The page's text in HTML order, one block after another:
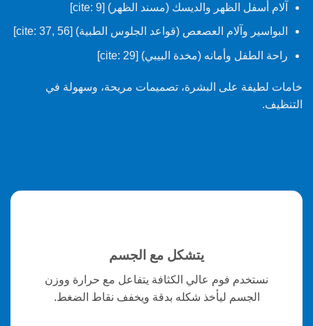
آلام أسفل الظهر والديسك (مسند الظهر) [cite: 9]
البواسير وآلام العصعص (قواعد الجلوس الطبية) [cite: 37, 56]
راحة الطفل وأمانه (مخدة البيبي) [cite: 29]
خامات لطيفة على البشرة، تصميمات مريحة، وسهولة في
التنظيف.
يتشكل مع الجسم
نستخدم فوم عالي الكثافة يتفاعل مع حرارة ووزن
الجسم ليأخذ شكله بدقة ويخفف نقاط الضغط.